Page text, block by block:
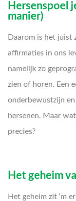
Hersenspoel
manier)
Daarom is het juist
affirmaties in ons
namelijk zo
zien of horen. Een
onderbewustzijn
hersenen. Maar
precies?
Het geheim
Het geheim zit ‘m